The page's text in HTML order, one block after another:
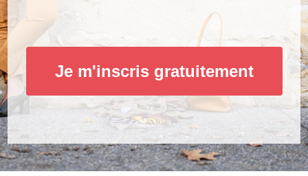
Je m'inscris gratuitement